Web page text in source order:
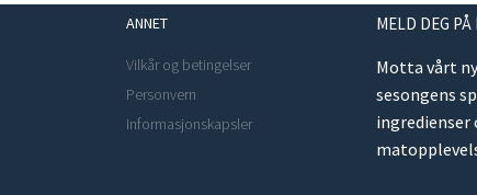
ANNET
Vilkår og betingelser
Personvern
Informasjonskapsler
MELD DEG
Motta vårt
sesongens
ingredienser